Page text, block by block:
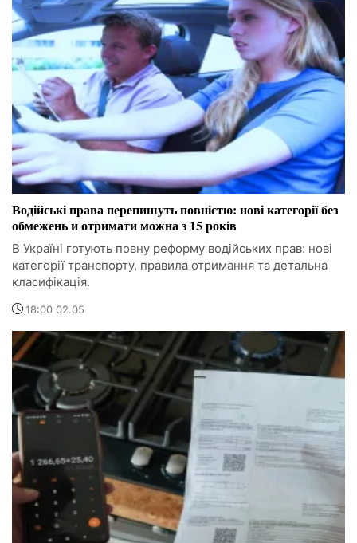
Водійські права перепишуть повністю: нові категорії без
обмежень и отримати можна з 15 років
В Україні готують повну реформу водійських прав: нові
категорії транспорту, правила отримання та детальна
класифікація.
18:00 02.05